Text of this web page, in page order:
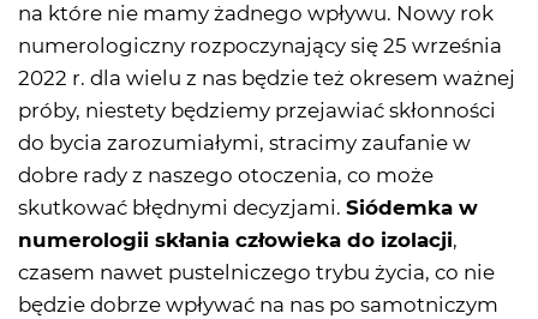
na które nie mamy żadnego wpływu. Nowy rok
numerologiczny rozpoczynający się 25 września
2022 r. dla wielu z nas będzie też okresem ważnej
próby, niestety będziemy przejawiać skłonności
do bycia zarozumiałymi, stracimy zaufanie w
dobre rady z naszego otoczenia, co może
skutkować błędnymi decyzjami. Siódemka w
numerologii skłania człowieka do izolacji,
czasem nawet pustelniczego trybu życia, co nie
będzie dobrze wpływać na nas po samotniczym